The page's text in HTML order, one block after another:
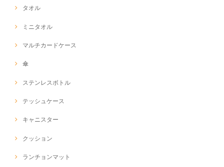
タオル
ミニタオル
マルチカードケース
傘
ステンレスボトル
テッシュケース
キャニスター
クッション
ランチョンマット